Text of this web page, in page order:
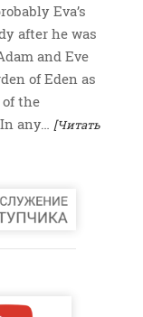
Eva’s
after he was
and Eve
of Eden as
the
any…
[Читать